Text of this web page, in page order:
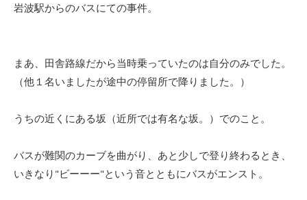
岩波駅からのバスにての事件。
まあ、田舎路線だから当時乗っていたのは自分のみでした。
（他１名いましたが途中の停留所で降りました。）
うちの近くにある坂（近所では有名な坂。）でのこと。
バスが難関のカーブを曲がり、あと少しで登り終わるとき、
いきなり"ビーーー"という音とともにバスがエンスト。